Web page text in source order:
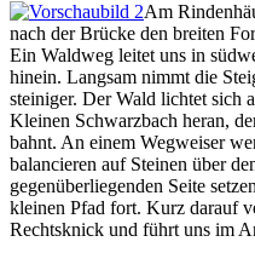
Am
nach der Brücke den breiten
Ein Waldweg leitet uns in
hinein. Langsam nimmt die
steiniger. Der Wald lichtet sich
Kleinen Schwarzbach heran,
bahnt. An einem Wegweiser
balancieren auf Steinen über
gegenüberliegenden Seite
kleinen Pfad fort. Kurz darauf
Rechtsknick und führt uns im